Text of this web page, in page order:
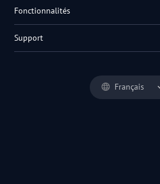
Français
Fonctionnalités
Support